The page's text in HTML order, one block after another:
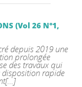
(Vol 26 N°1,
depuis 2019 une
prolongée
des travaux qui
disposition rapide